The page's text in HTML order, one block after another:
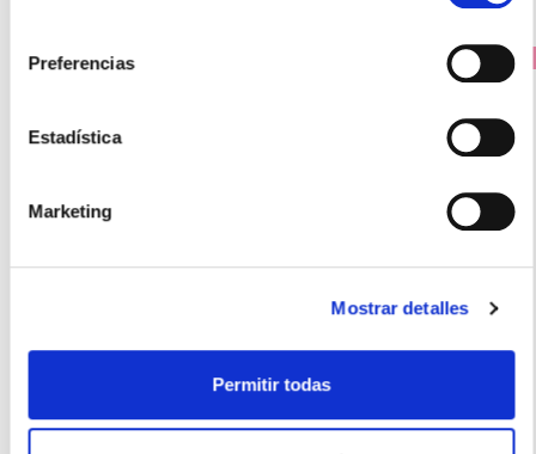
Preferencias
Estadística
Marketing
Mostrar detalles
Permitir todas
PRECIO ESPECIAL
SUSTITUTO DEL AZÚCAR GRANULADO FAMILAR (300g/600